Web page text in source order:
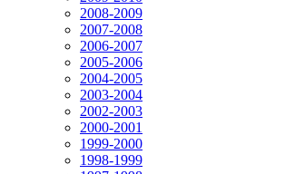
2008-2009
2007-2008
2006-2007
2005-2006
2004-2005
2003-2004
2002-2003
2000-2001
1999-2000
1998-1999